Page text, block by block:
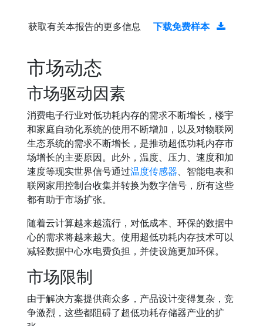
获取有关本报告的更多信息 下载免费样本
市场动态
市场驱动因素
消费电子行业对低功耗内存的需求不断增长，楼宇
和家庭自动化系统的使用不断增加，以及对物联网
生态系统的需求不断增长，是推动超低功耗内存市
场增长的主要原因。此外，温度、压力、速度和加
速度等现实世界信号通过温度传感器、智能电表和
联网家用控制台收集并转换为数字信号，所有这些
都有助于市场扩张。
随着云计算越来越流行，对低成本、环保的数据中
心的需求将越来越大。使用超低功耗内存技术可以
减轻数据中心水电费负担，并使设施更加环保。
市场限制
由于解决方案提供商众多，产品设计变得复杂，竞
争激烈，这些都阻碍了超低功耗存储器产业的扩